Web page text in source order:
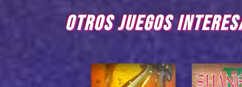
OTROS JUEGOS